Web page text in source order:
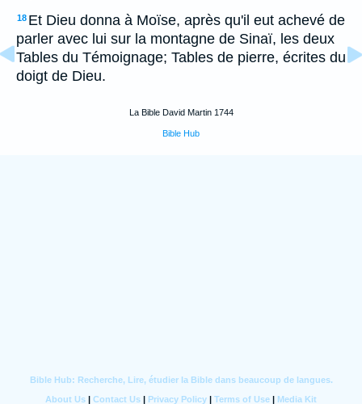
18 Et Dieu donna à Moïse, après qu'il eut achevé de
parler avec lui sur la montagne de Sinaï, les deux
Tables du Témoignage; Tables de pierre, écrites du
doigt de Dieu.
La Bible David Martin 1744
Bible Hub